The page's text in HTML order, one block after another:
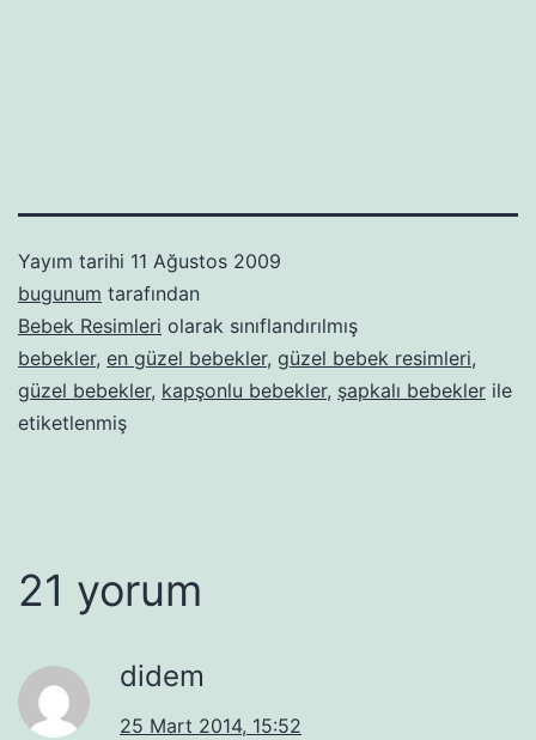
Yayım tarihi 11 Ağustos 2009
bugunum tarafından
Bebek Resimleri olarak sınıflandırılmış
bebekler, en güzel bebekler, güzel bebek resimleri,
güzel bebekler, kapşonlu bebekler, şapkalı bebekler ile
etiketlenmiş
21 yorum
didem
25 Mart 2014, 15:52